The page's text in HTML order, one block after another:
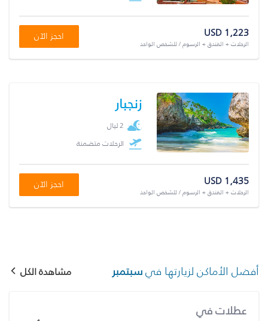
USD 1,223
الرحلات + الفندق + الرسوم / للشخص الواحد
احجز الآن
زنجبار
2 ليال
الرحلات متضمنة
USD 1,435
الرحلات + الفندق + الرسوم / للشخص الواحد
احجز الآن
أفضل الأماكن لزيارتها فيسبتمبر مشاهدة الكل
عطلات في